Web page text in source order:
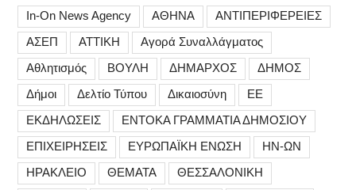
In-On News Agency ΑΘΗΝΑ
ΑΝΤΙΠΕΡΙΦΕΡΕΙΕΣ
ΑΣΕΠ
ΑΤΤΙΚΗ
Αγορά Συναλλάγματος
Αθλητισμός
ΒΟΥΛΗ ΔΗΜΑΡΧΟΣ
ΔΗΜΟΣ
Δήμοι
Δελτίο Τύπου Δικαιοσύνη
ΕΕ
ΕΚΔΗΛΩΣΕΙΣ
ΕΝΤΟΚΑ ΓΡΑΜΜΑΤΙΑ ΔΗΜΟΣΙΟΥ
ΕΠΙΧΕΙΡΗΣΕΙΣ
ΕΥΡΩΠΑΪΚΗ ΕΝΩΣΗ
ΗΝ-ΩΝ
ΗΡΑΚΛΕΙΟ
ΘΕΜΑΤΑ
ΘΕΣΣΑΛΟΝΙΚΗ